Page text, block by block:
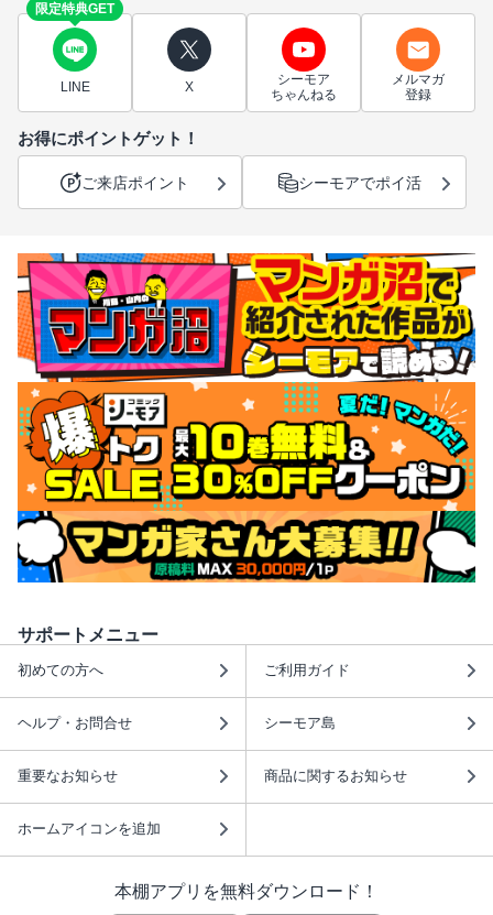
限定特典GET
LINE X
シーモア
ちゃんねる
メルマガ
登録
お得にポイントゲット！
ご来店ポイント シーモアでポイ活
サポートメニュー
初めての方へ ご利用ガイド
ヘルプ・お問合せ シーモア島
重要なお知らせ 商品に関するお知らせ
ホームアイコンを追加
本棚アプリを無料ダウンロード！